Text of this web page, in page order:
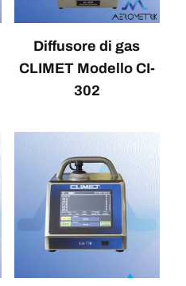
Diffusore di gas
CLIMET Modello CI-
302